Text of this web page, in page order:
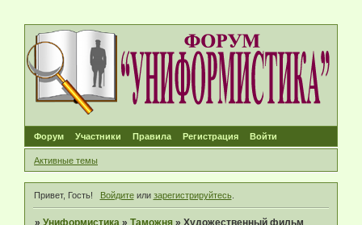
Форум Участники Правила Регистрация Войти
Активные темы
Привет, Гость! Войдитеили зарегистрируйтесь.